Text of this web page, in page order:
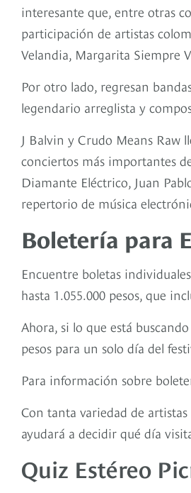
interesante que, entre otras
participación de artistas
Velandia, Margarita Siempre
Por otro lado, regresan
legendario arreglista y
J Balvin y Crudo Means Raw
conciertos más importantes
Diamante Eléctrico, Juan
repertorio de música
Boletería para
Encuentre boletas
hasta 1.055.000 pesos, que
Ahora, si lo que está
pesos para un solo día del
Para información sobre
Con tanta variedad de
ayudará a decidir qué día
Quiz Estéreo